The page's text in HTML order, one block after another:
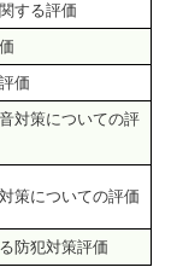
する評価
価
対策についての評
策についての評価
防犯対策評価